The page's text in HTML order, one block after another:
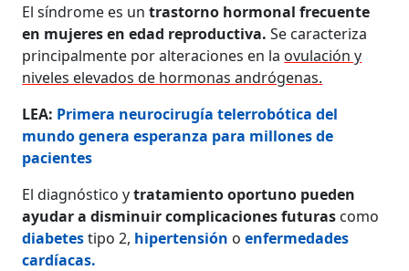
El síndrome es untrastorno hormonal frecuente
en mujeres en edad reproductiva. Se caracteriza
principalmente por alteraciones en la ovulación y
niveles elevados de hormonas andrógenas.
LEA: Primera neurocirugía telerrobótica del
mundo genera esperanza para millones de
pacientes
El diagnóstico ytratamiento oportuno pueden
ayudar a disminuir complicaciones futuras como
diabetestipo 2, hipertensión oenfermedades
cardíacas.